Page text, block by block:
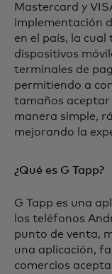
Mastercard y
implementación
en el país, la
dispositivos
terminales de
permitiendo a
tamaños aceptar
manera simple,
mejorando la
¿Qué es G Tapp?
G Tapp es una
los teléfonos
punto de venta,
una aplicación,
comercios